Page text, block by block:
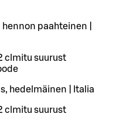
paahteinen |
cl mitu suurust
hedelmäinen | Italia
cl mitu suurust